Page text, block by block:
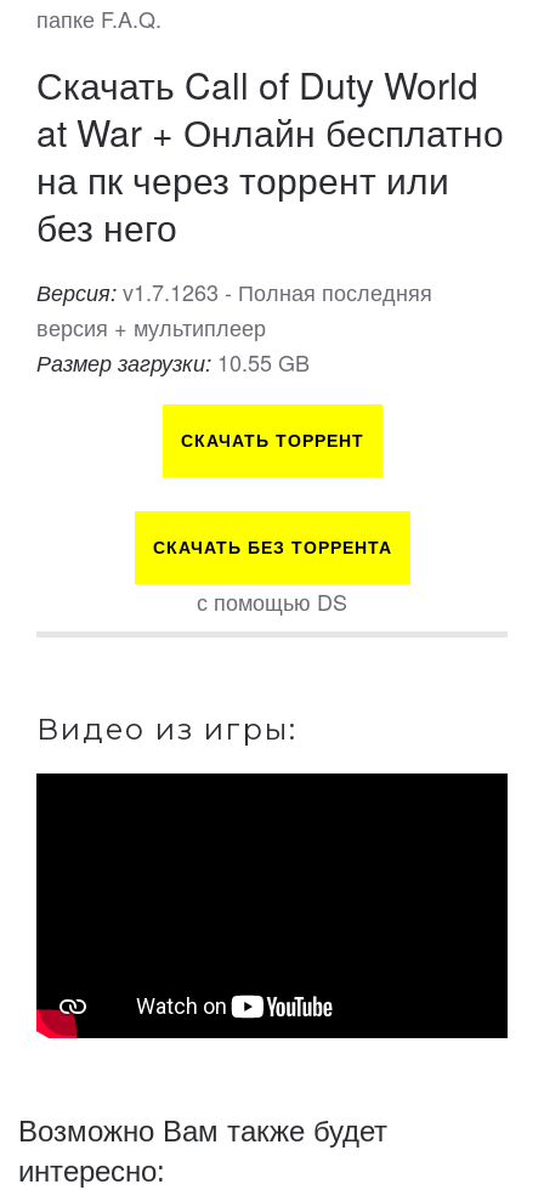
папке F.A.Q.
Скачать Call of Duty World
at War + Онлайн бесплатно
на пк через торрент или
без него
Версия: v1.7.1263 - Полная последняя
версия + мультиплеер
Размер загрузки: 10.55 GB
СКАЧАТЬ ТОРРЕНТ
СКАЧАТЬ БЕЗ ТОРРЕНТА
с помощью DS
Видео из игры:
Возможно Вам также будет
интересно: